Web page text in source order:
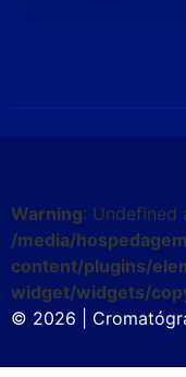
Warning: Undefined
/media/
content/plugins/
widget/widgets/
© 2026 |